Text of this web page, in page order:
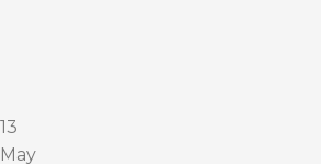
13
May